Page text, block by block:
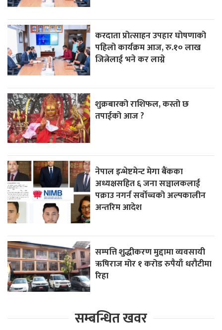
करदाता प्रोत्साहन उपहार घाेषणाको
पहिलो कार्यक्रम आज, रु.१० लाख
जित्नेलाई भने कर लाग्ने
शुक्रबारको राशिफल, कस्तो छ
तपाईको आज ?
नेपाल इन्भेष्टमेन्ट मेगा बैंकका
अध्यक्षसहित ६ जना सञ्चालकलाई
पक्राउ नगर्न सर्वोच्चको अल्पकालीन
अन्तरिम आदेश
सम्पत्ति शुद्धीकरण मुद्दामा व्यवसायी
ऋषिराज मोर १ करोड रुपैयाँ धरौटीमा
रिहा
सम्बन्धित खवर